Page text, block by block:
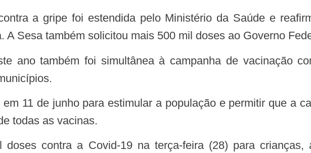
a gripe foi estendida pelo Ministério da Saúde e
Sesa também solicitou mais 500 mil doses ao Governo
todas as vacinas.